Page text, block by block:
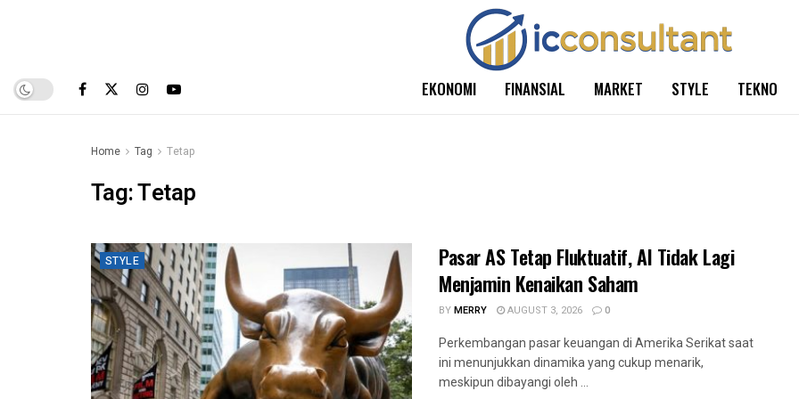
EKONOMI FINANSIAL MARKET STYLE TEKNO
Home Tag Tetap
Tag:Tetap
STYLE
Pasar AS Tetap Fluktuatif, AI Tidak Lagi
Menjamin Kenaikan Saham
BYMERRY AUGUST 3, 2026 0
Perkembangan pasar keuangan di Amerika Serikat saat
ini menunjukkan dinamika yang cukup menarik,
meskipun dibayangi oleh ...